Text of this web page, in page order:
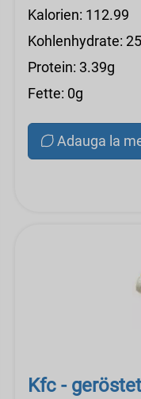
Kalorien: 112.99
Kohlenhydrate:
Protein: 3.39g
Fette: 0g
Adauga la
Kfc -